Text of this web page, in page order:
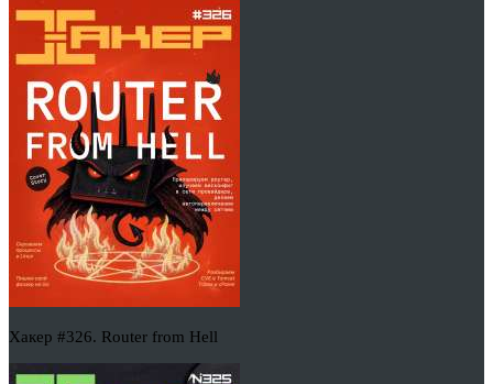
Хакер #326. Router from Hell